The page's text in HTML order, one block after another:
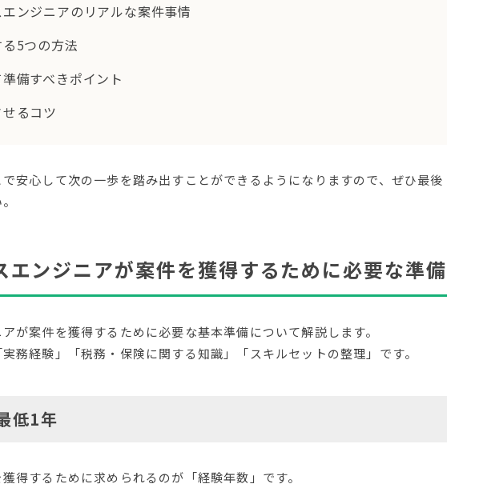
ンジニアのリアルな案件事情
5つの方法
備すべきポイント
るコツ
安心して次の一歩を踏み出すことができるようになりますので、ぜひ最後
エンジニアが案件を獲得するために必要な準備
が案件を獲得するために必要な基本準備について解説します。
務経験」「税務・保険に関する知識」「スキルセットの整理」です。
低1年
得するために求められるのが「経験年数」です。